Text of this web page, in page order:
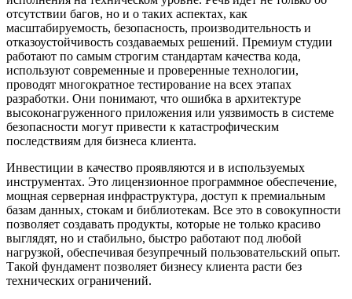
отсутствии багов, но и о таких аспектах, как
масштабируемость, безопасность, производительность и
отказоустойчивость создаваемых решений. Премиум студии
работают по самым строгим стандартам качества кода,
используют современные и проверенные технологии,
проводят многократное тестирование на всех этапах
разработки. Они понимают, что ошибка в архитектуре
высоконагруженного приложения или уязвимость в системе
безопасности могут привести к катастрофическим
последствиям для бизнеса клиента.
Инвестиции в качество проявляются и в используемых
инструментах. Это лицензионное программное обеспечение,
мощная серверная инфраструктура, доступ к премиальным
базам данных, стокам и библиотекам. Все это в совокупности
позволяет создавать продукты, которые не только красиво
выглядят, но и стабильно, быстро работают под любой
нагрузкой, обеспечивая безупречный пользовательский опыт.
Такой фундамент позволяет бизнесу клиента расти без
технических ограничений.